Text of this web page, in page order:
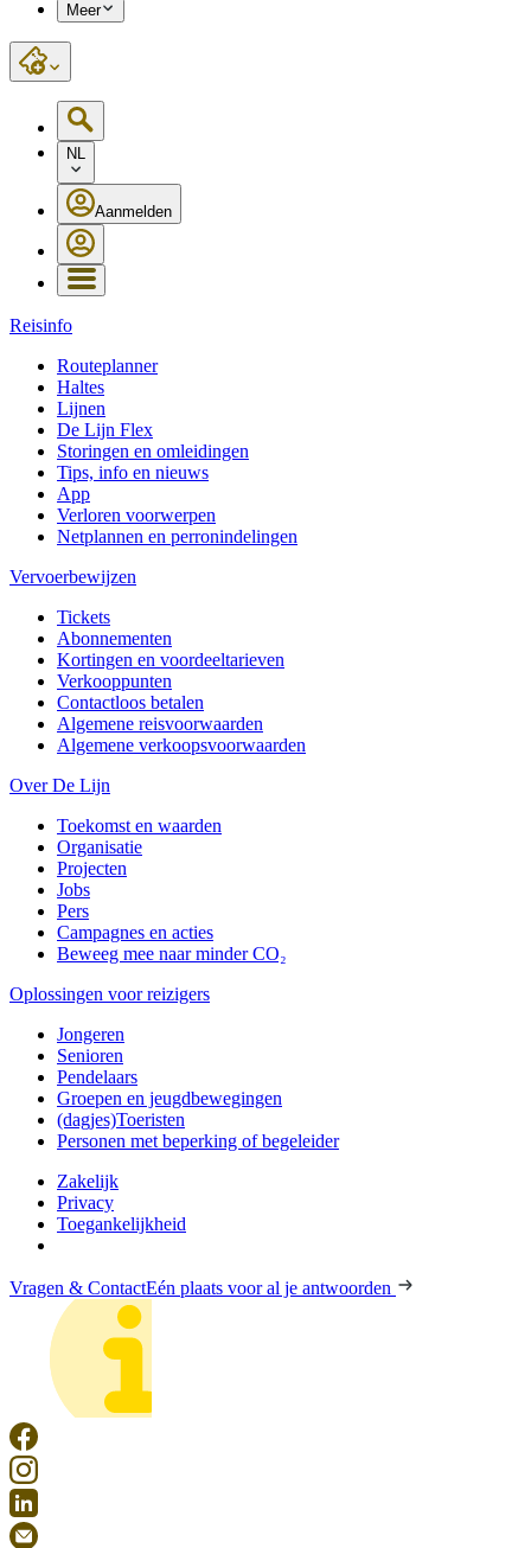
Meer
NL
Aanmelden
Reisinfo
Routeplanner
Haltes
Lijnen
De Lijn Flex
Storingen en omleidingen
Tips, info en nieuws
App
Verloren voorwerpen
Netplannen en perronindelingen
Vervoerbewijzen
Tickets
Abonnementen
Kortingen en voordeeltarieven
Verkooppunten
Contactloos betalen
Algemene reisvoorwaarden
Algemene verkoopsvoorwaarden
Over De Lijn
Toekomst en waarden
Organisatie
Projecten
Jobs
Pers
Campagnes en acties
Beweeg mee naar minder CO₂
Oplossingen voor reizigers
Jongeren
Senioren
Pendelaars
Groepen en jeugdbewegingen
(dagjes)Toeristen
Personen met beperking of begeleider
Zakelijk
Privacy
Toegankelijkheid
Vragen & ContactEén plaats voor al je antwoorden